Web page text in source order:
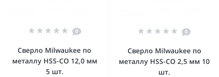
0
Сверло Milwaukee по
металлу HSS-CO 12,0 мм
5 шт.
0
Сверло Milwaukee по
металлу HSS-CO 2,5 мм 10
шт.